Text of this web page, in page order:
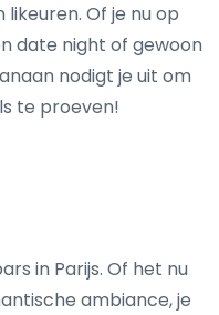
Of je nu op
date night of gewoon
nodigt je uit om
te proeven!
in Parijs. Of het nu
ambiance, je